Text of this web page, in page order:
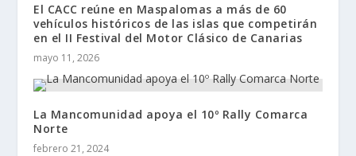
El CACC reúne en Maspalomas a más de 60
vehículos históricos de las islas que competirán
en el II Festival del Motor Clásico de Canarias
mayo 11, 2026
La Mancomunidad apoya el 10º Rally Comarca
Norte
febrero 21, 2024